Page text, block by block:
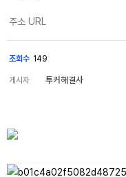
주소 URL
조회수 149
게시자 투커해결사